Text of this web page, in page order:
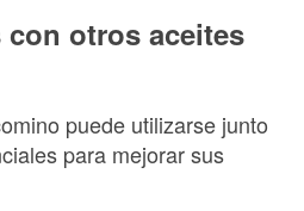
otros aceites
puede utilizarse junto
para mejorar sus